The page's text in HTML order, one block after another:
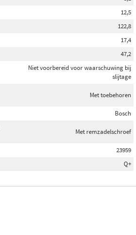
12,5
122,8
17,4
47,2
Niet voorbereid voor waarschuwing bij
slijtage
Met toebehoren
Bosch
Met remzadelschroef
23959
Q+